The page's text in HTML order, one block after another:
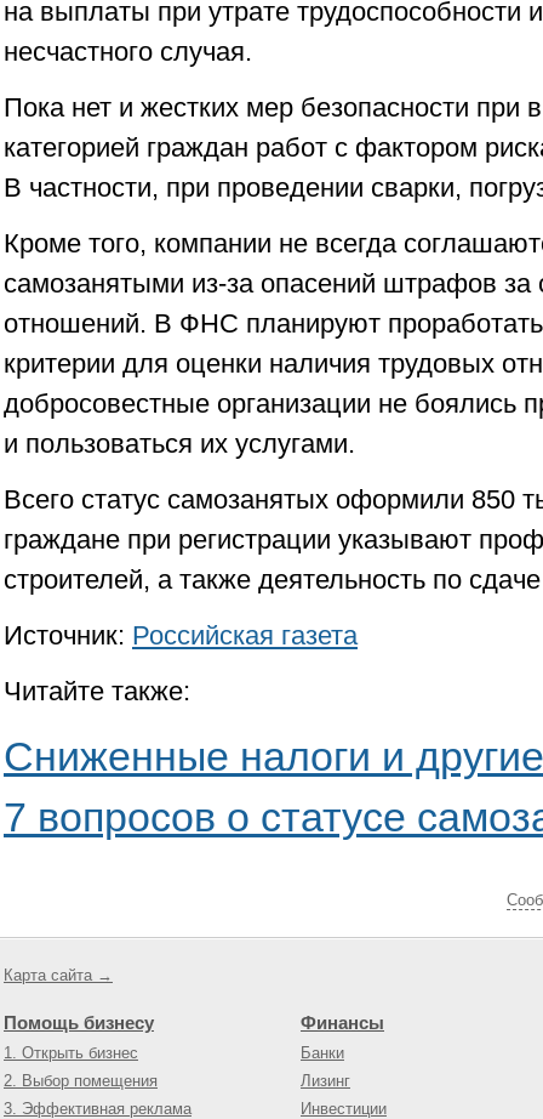
на выплаты при утрате трудоспособности
несчастного случая.
Пока нет и жестких мер безопасности при
категорией граждан работ с фактором
В частности, при проведении сварки,
Кроме того, компании не всегда
самозанятыми из-за опасений штрафов за
отношений. В ФНС планируют проработать
критерии для оценки наличия трудовых
добросовестные организации не боялись
и пользоваться их услугами.
Всего статус самозанятых оформили 850
граждане при регистрации указывают
строителей, а также деятельность по
Источник: Российская газета
Читайте также:
Сниженные налоги и
7 вопросов о статусе
Карта сайта →
Помощь бизнесу
1. Открыть бизнес
2. Выбор помещения
3. Эффективная реклама
Финансы
Банки
Лизинг
Инвестиции